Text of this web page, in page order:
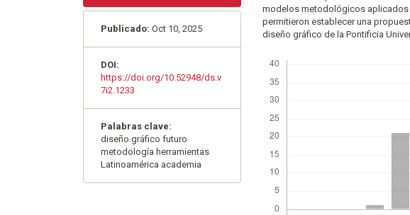
Publicado: Oct 10, 2025
DOI:
https://doi.org/10.52948/ds.v
7i2.1233
Palabras clave:
diseño gráfico futuro
metodología herramientas
Latinoamérica academia
modelos metodológicos aplicados
permitieron establecer una
diseño gráfico de la Pontificia